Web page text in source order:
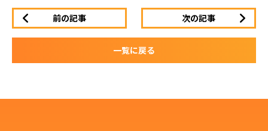
前の記事 次の記事
一覧に戻る